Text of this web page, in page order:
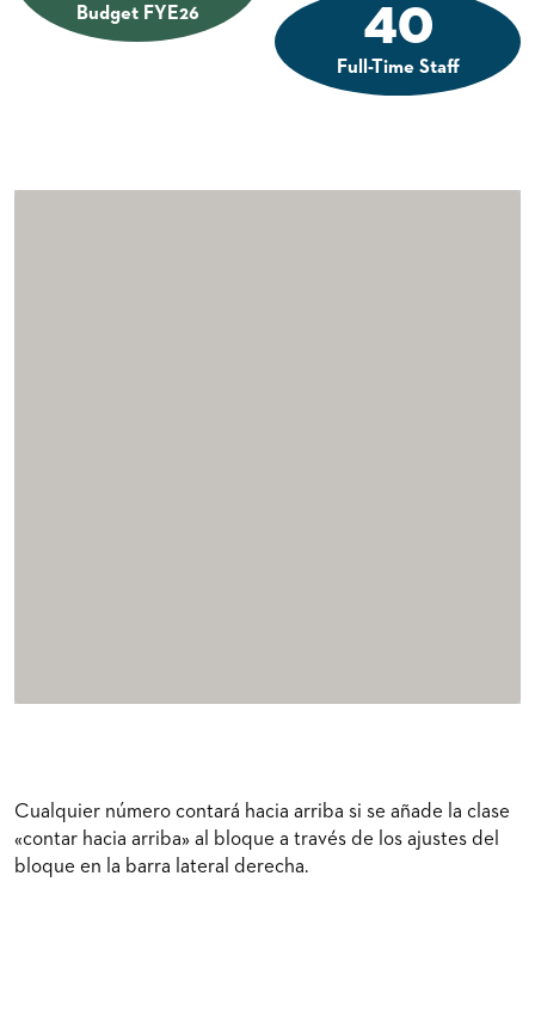
Budget FYE26
40
Full-Time Staff
Cualquier número contará hacia arriba si se añade la clase
«contar hacia arriba» al bloque a través de los ajustes del
bloque en la barra lateral derecha.